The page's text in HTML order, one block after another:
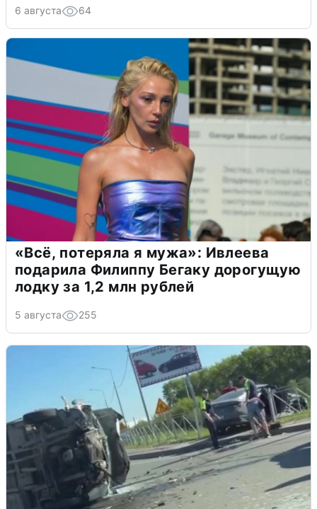
6 августа 64
«Всё, потеряла я мужа»: Ивлеева
подарила Филиппу Бегаку дорогущую
лодку за 1,2 млн рублей
5 августа 255